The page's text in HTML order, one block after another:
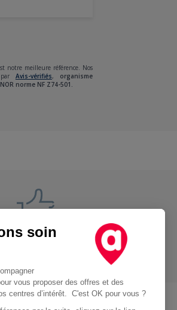
notre meilleure référence. Nos
Avis-vérifiés, organisme
norme NF Z74-501.
soin
vous proposer des offres et des
centres d’intérêt. C'est OK pour vous ?